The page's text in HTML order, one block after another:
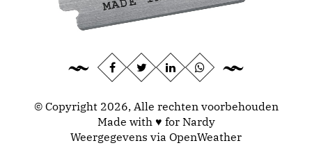
© Copyright 2026, Alle rechten voorbehouden
Made with ♥ for Nardy
Weergegevens via OpenWeather